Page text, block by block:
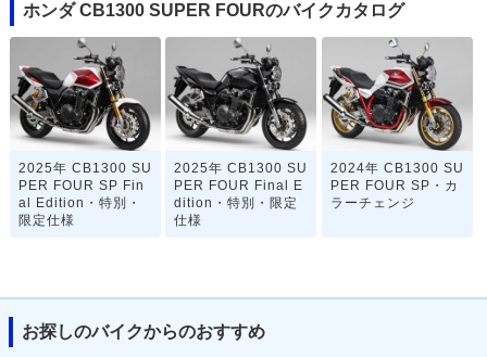
ホンダ CB1300 SUPER FOURのバイクカタログ
2025年 CB1300 SU
PER FOUR SP Fin
al Edition・特別・
限定仕様
2025年 CB1300 SU
PER FOUR Final E
dition・特別・限定
仕様
2024年 CB1300 SU
PER FOUR SP・カ
ラーチェンジ
お探しのバイクからのおすすめ